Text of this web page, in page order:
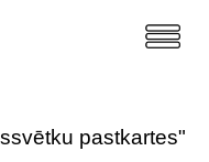
pastkartes"